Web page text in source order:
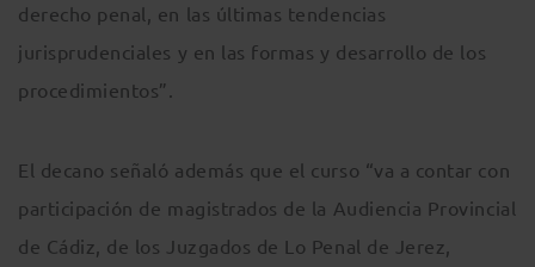
derecho penal, en las últimas tendencias
jurisprudenciales y en las formas y desarrollo de los
procedimientos”.
El decano señaló además que el curso “va a contar con
participación de magistrados de la Audiencia Provincial
de Cádiz, de los Juzgados de Lo Penal de Jerez,